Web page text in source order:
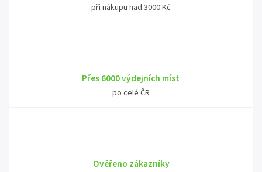
při nákupu nad 3000 Kč
Přes 6000 výdejních míst
po celé ČR
Ověřeno zákazníky